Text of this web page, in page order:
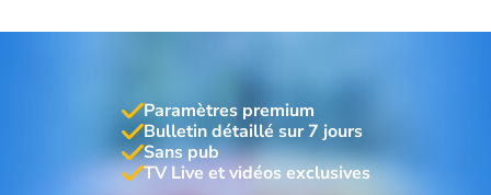
Paramètres premium
Bulletin détaillé sur 7 jours
Sans pub
TV Live et vidéos exclusives